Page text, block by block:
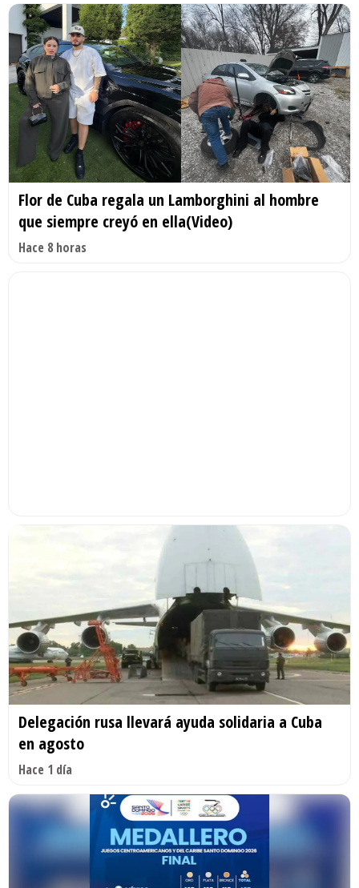
Flor de Cuba regala un Lamborghini al hombre
que siempre creyó en ella(Video)
Hace 8 horas
Delegación rusa llevará ayuda solidaria a Cuba
en agosto
Hace 1 día